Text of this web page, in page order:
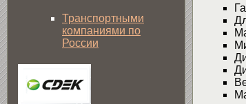
Транспортными
компаниями по
России